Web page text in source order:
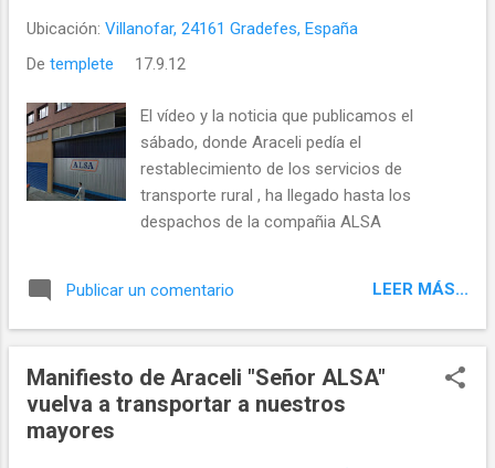
Ubicación: Villanofar, 24161 Gradefes, España
De templete 17.9.12
El vídeo y la noticia que publicamos el
sábado, donde Araceli pedía el
restablecimiento de los servicios de
transporte rural , ha llegado hasta los
despachos de la compañia ALSA
Publicar un comentario LEER MÁS...
Manifiesto de Araceli "Señor ALSA"
vuelva a transportar a nuestros
mayores